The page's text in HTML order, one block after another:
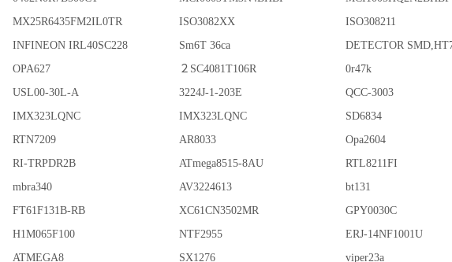
MX25R6435FM2IL0TR
ISO3082XX ISO308211
INFINEON IRL40SC228
Sm6T 36ca
OPA627
２SC4081T106R 0r47k
USL00-30L-A
3224J-1-203E QCC-3003
IMX323LQNC
IMX323LQNC SD6834
RTN7209
AR8033 Opa2604
RI-TRPDR2B
ATmega8515-8AU RTL8211FI
mbra340
AV3224613 bt131
FT61F131B-RB
XC61CN3502MR GPY0030C
H1M065F100
NTF2955 ERJ-14NF1001U
ATMEGA8
SX1276 viper23a